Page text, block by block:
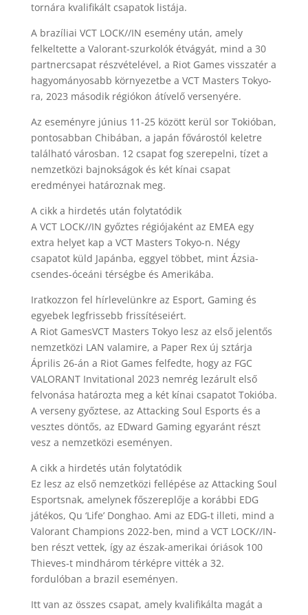
tornára kvalifikált csapatok listája.
A brazíliai VCT LOCK//IN esemény után, amely
felkeltette a Valorant-szurkolók étvágyát, mind a 30
partnercsapat részvételével, a Riot Games visszatér a
hagyományosabb környezetbe a VCT Masters Tokyo-
ra, 2023 második régiókon átívelő versenyére.
Az eseményre június 11-25 között kerül sor Tokióban,
pontosabban Chibában, a japán fővárostól keletre
található városban. 12 csapat fog szerepelni, tízet a
nemzetközi bajnokságok és két kínai csapat
eredményei határoznak meg.
A cikk a hirdetés után folytatódik
A VCT LOCK//IN győztes régiójaként az EMEA egy
extra helyet kap a VCT Masters Tokyo-n. Négy
csapatot küld Japánba, eggyel többet, mint Ázsia-
csendes-óceáni térségbe és Amerikába.
Iratkozzon fel hírlevelünkre az Esport, Gaming és
egyebek legfrissebb frissítéseiért.
A Riot GamesVCT Masters Tokyo lesz az első jelentős
nemzetközi LAN valamire, a Paper Rex új sztárja
Április 26-án a Riot Games felfedte, hogy az FGC
VALORANT Invitational 2023 nemrég lezárult első
felvonása határozta meg a két kínai csapatot Tokióba.
A verseny győztese, az Attacking Soul Esports és a
vesztes döntős, az EDward Gaming egyaránt részt
vesz a nemzetközi eseményen.
A cikk a hirdetés után folytatódik
Ez lesz az első nemzetközi fellépése az Attacking Soul
Esportsnak, amelynek főszereplője a korábbi EDG
játékos, Qu ‘Life’ Donghao. Ami az EDG-t illeti, mind a
Valorant Champions 2022-ben, mind a VCT LOCK//IN-
ben részt vettek, így az észak-amerikai óriások 100
Thieves-t mindhárom térképre vitték a 32.
fordulóban a brazil eseményen.
Itt van az összes csapat, amely kvalifikálta magát a